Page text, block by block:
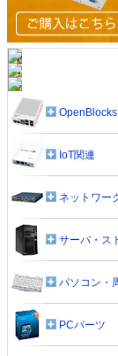
OpenBlocks
IoT関連
ネットワー
サーバ・ス
パソコン・
PCパーツ